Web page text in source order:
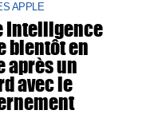
APPLE
Intelligence
bientôt en
après un
avec le